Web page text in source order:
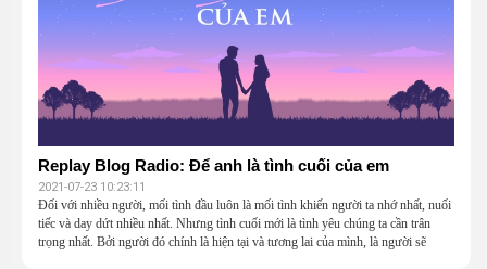
Replay Blog Radio: Để anh là tình cuối của em
2021-07-23 10:23:11
Đối với nhiều người, mối tình đầu luôn là mối tình khiến người ta nhớ nhất, nuối
tiếc và day dứt nhiều nhất. Nhưng tình cuối mới là tình yêu chúng ta cần trân
trọng nhất. Bởi người đó chính là hiện tại và tương lai của mình, là người sẽ